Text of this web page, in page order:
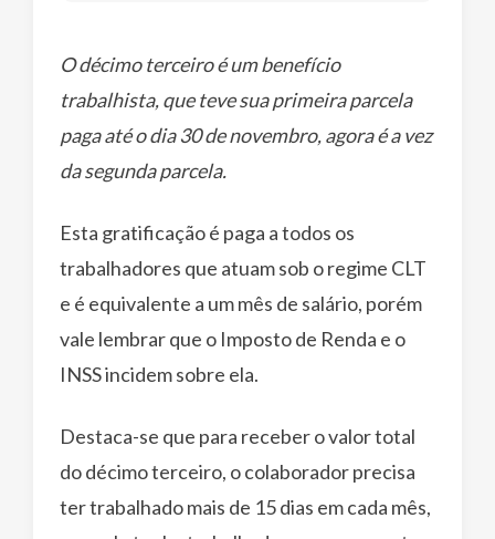
O décimo terceiro é um benefício
trabalhista, que teve sua primeira parcela
paga até o dia 30 de novembro, agora é a vez
da segunda parcela.
Esta gratificação é paga a todos os
trabalhadores que atuam sob o regime CLT
e é equivalente a um mês de salário, porém
vale lembrar que o Imposto de Renda e o
INSS incidem sobre ela.
Destaca-se que para receber o valor total
do décimo terceiro, o colaborador precisa
ter trabalhado mais de 15 dias em cada mês,